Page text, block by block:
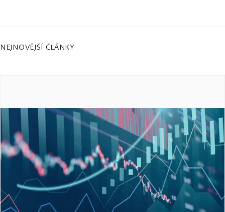
NEJNOVĚJŠÍ ČLÁNKY